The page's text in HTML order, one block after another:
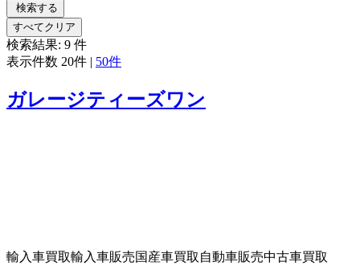
検索する
すべてクリア
検索結果: 9 件
表示件数 20件 | 50件
ガレージティーズワン
輸入車買取輸入車販売国産車買取 自動車販売中古車買取